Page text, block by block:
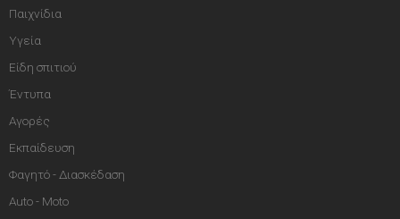
Παιχνίδια
Υγεία
Είδη σπιτιού
Έντυπα
Αγορές
Εκπαίδευση
Φαγητό - Διασκέδαση
Auto - Moto